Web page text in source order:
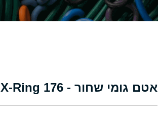
אטם גומי שחור - 176 NBR 70 Black X-Ring